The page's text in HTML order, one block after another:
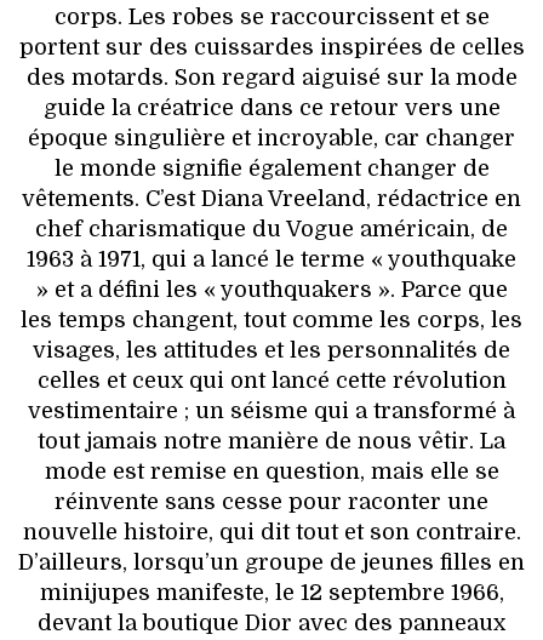
corps. Les robes se raccourcissent et se
portent sur des cuissardes inspirées de celles
des motards. Son regard aiguisé sur la mode
guide la créatrice dans ce retour vers une
époque singulière et incroyable, car changer
le monde signifie également changer de
vêtements. C’est Diana Vreeland, rédactrice en
chef charismatique du Vogue américain, de
1963 à 1971, qui a lancé le terme « youthquake
» et a défini les « youthquakers ». Parce que
les temps changent, tout comme les corps, les
visages, les attitudes et les personnalités de
celles et ceux qui ont lancé cette révolution
vestimentaire ; un séisme qui a transformé à
tout jamais notre manière de nous vêtir. La
mode est remise en question, mais elle se
réinvente sans cesse pour raconter une
nouvelle histoire, qui dit tout et son contraire.
D’ailleurs, lorsqu’un groupe de jeunes filles en
minijupes manifeste, le 12 septembre 1966,
devant la boutique Dior avec des panneaux